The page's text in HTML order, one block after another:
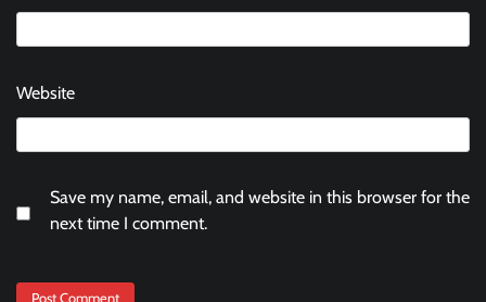
Website
Save my name, email, and website in this browser for the
next time I comment.